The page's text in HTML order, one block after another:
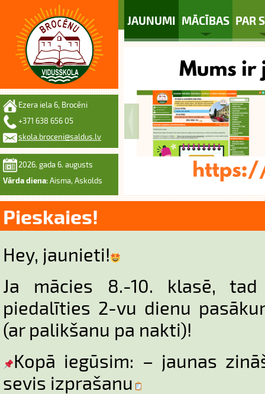
JAUNUMI MĀCĪBAS PAR
Ezera iela 6, Brocēni
+371 638 656 05
skola.broceni@saldus.lv
2026. gada 6. augusts
Vārda diena: Aisma, Askolds
Pieskaies!
Hey, jaunieti!
Ja mācies 8.-10. klasē, tad
piedalīties 2-vu dienu
(ar palikšanu pa nakti)!
Kopā iegūsim: – jaunas
sevis izprašanu